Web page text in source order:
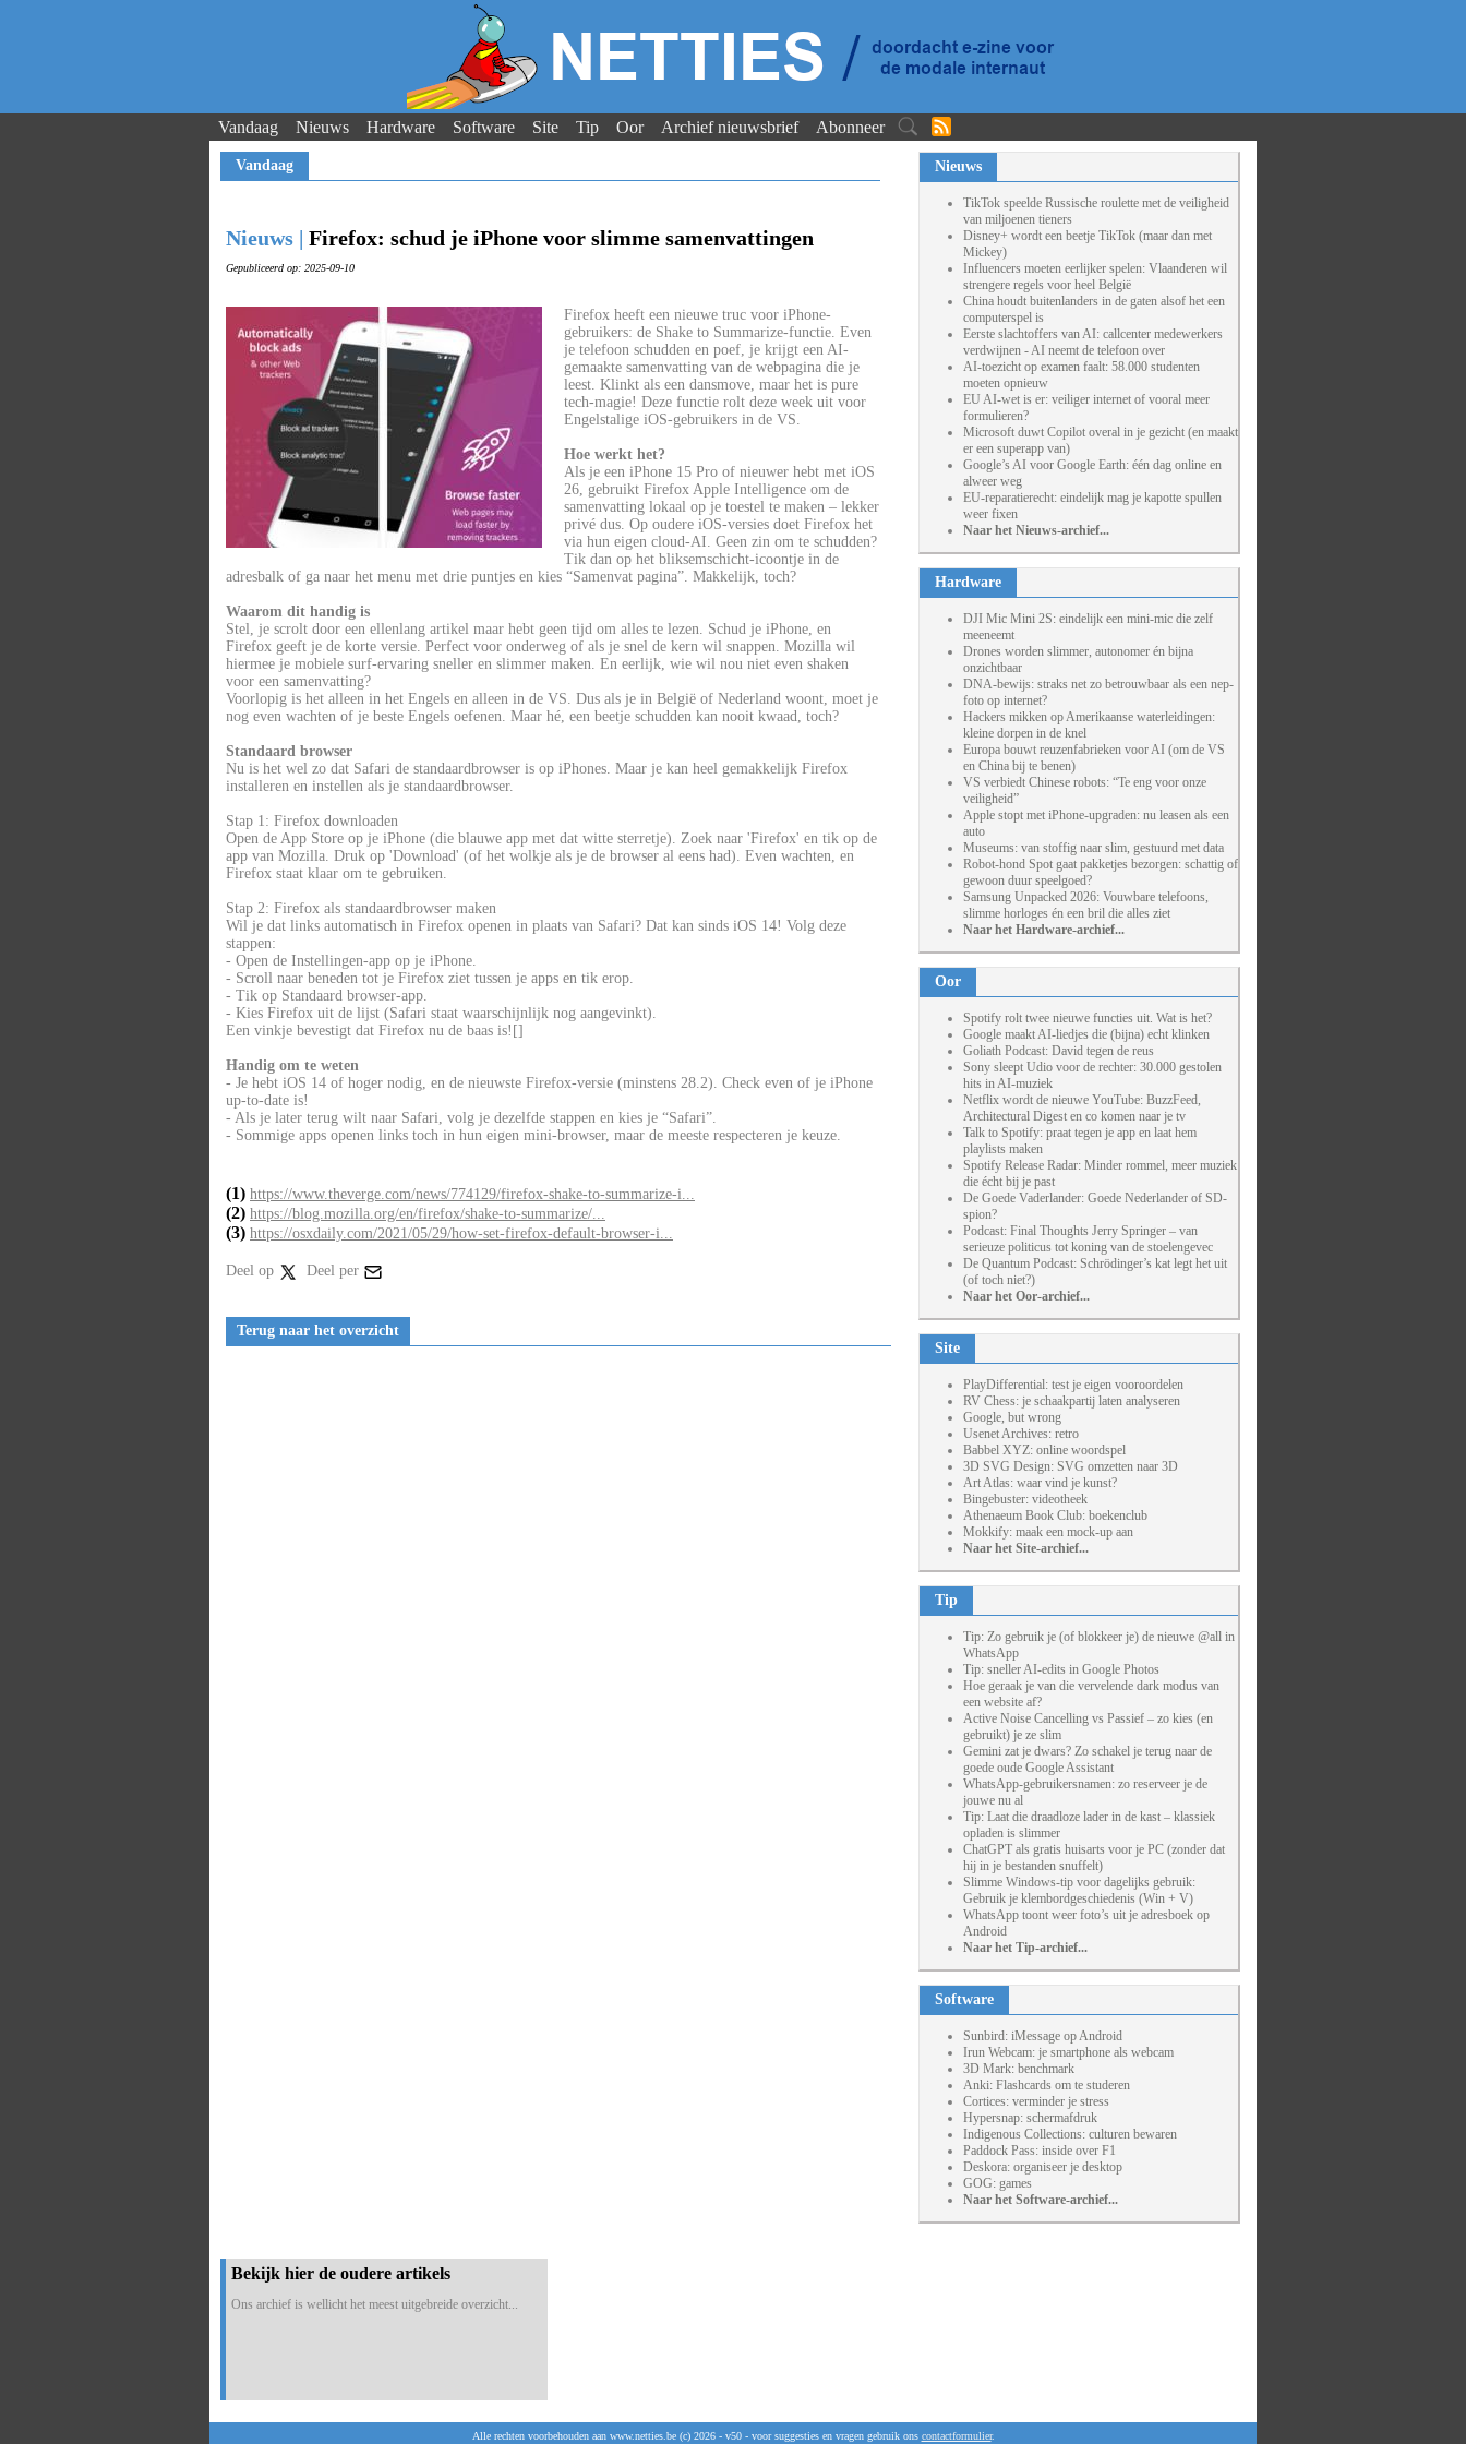
Vandaag Nieuws Hardware Software Site Tip Oor Archief nieuwsbrief Abonneer
Vandaag
Nieuws | Firefox: schud je iPhone voor slimme samenvattingen
Gepubliceerd op: 2025-09-10
Firefox heeft een nieuwe truc voor iPhone-
gebruikers: de Shake to Summarize-functie. Even
je telefoon schudden en poef, je krijgt een AI-
gemaakte samenvatting van de webpagina die je
leest. Klinkt als een dansmove, maar het is pure
tech-magie! Deze functie rolt deze week uit voor
Engelstalige iOS-gebruikers in de VS.
Hoe werkt het?
Als je een iPhone 15 Pro of nieuwer hebt met iOS
26, gebruikt Firefox Apple Intelligence om de
samenvatting lokaal op je toestel te maken – lekker
privé dus. Op oudere iOS-versies doet Firefox het
via hun eigen cloud-AI. Geen zin om te schudden?
Tik dan op het bliksemschicht-icoontje in de
adresbalk of ga naar het menu met drie puntjes en kies “Samenvat pagina”. Makkelijk, toch?
Waarom dit handig is
Stel, je scrolt door een ellenlang artikel maar hebt geen tijd om alles te lezen. Schud je iPhone, en
Firefox geeft je de korte versie. Perfect voor onderweg of als je snel de kern wil snappen. Mozilla wil
hiermee je mobiele surf-ervaring sneller en slimmer maken. En eerlijk, wie wil nou niet even shaken
voor een samenvatting?
Voorlopig is het alleen in het Engels en alleen in de VS. Dus als je in België of Nederland woont, moet je
nog even wachten of je beste Engels oefenen. Maar hé, een beetje schudden kan nooit kwaad, toch?
Standaard browser
Nu is het wel zo dat Safari de standaardbrowser is op iPhones. Maar je kan heel gemakkelijk Firefox
installeren en instellen als je standaardbrowser.
Stap 1: Firefox downloaden
Open de App Store op je iPhone (die blauwe app met dat witte sterretje). Zoek naar 'Firefox' en tik op de
app van Mozilla. Druk op 'Download' (of het wolkje als je de browser al eens had). Even wachten, en
Firefox staat klaar om te gebruiken.
Stap 2: Firefox als standaardbrowser maken
Wil je dat links automatisch in Firefox openen in plaats van Safari? Dat kan sinds iOS 14! Volg deze
stappen:
- Open de Instellingen-app op je iPhone.
- Scroll naar beneden tot je Firefox ziet tussen je apps en tik erop.
- Tik op Standaard browser-app.
- Kies Firefox uit de lijst (Safari staat waarschijnlijk nog aangevinkt).
Een vinkje bevestigt dat Firefox nu de baas is![]
Handig om te weten
- Je hebt iOS 14 of hoger nodig, en de nieuwste Firefox-versie (minstens 28.2). Check even of je iPhone
up-to-date is!
- Als je later terug wilt naar Safari, volg je dezelfde stappen en kies je “Safari”.
- Sommige apps openen links toch in hun eigen mini-browser, maar de meeste respecteren je keuze.
(1) https://www.theverge.com/news/774129/firefox-shake-to-summarize-i...
(2) https://blog.mozilla.org/en/firefox/shake-to-summarize/...
(3) https://osxdaily.com/2021/05/29/how-set-firefox-default-browser-i...
Deel op Deel per
Terug naar het overzicht
Nieuws
TikTok speelde Russische roulette met de veiligheid
van miljoenen tieners
Disney+ wordt een beetje TikTok (maar dan met
Mickey)
Influencers moeten eerlijker spelen: Vlaanderen wil
strengere regels voor heel België
China houdt buitenlanders in de gaten alsof het een
computerspel is
Eerste slachtoffers van AI: callcenter medewerkers
verdwijnen - AI neemt de telefoon over
AI-toezicht op examen faalt: 58.000 studenten
moeten opnieuw
EU AI-wet is er: veiliger internet of vooral meer
formulieren?
Microsoft duwt Copilot overal in je gezicht (en maakt
er een superapp van)
Google’s AI voor Google Earth: één dag online en
alweer weg
EU-reparatierecht: eindelijk mag je kapotte spullen
weer fixen
Naar het Nieuws-archief...
Hardware
DJI Mic Mini 2S: eindelijk een mini-mic die zelf
meeneemt
Drones worden slimmer, autonomer én bijna
onzichtbaar
DNA-bewijs: straks net zo betrouwbaar als een nep-
foto op internet?
Hackers mikken op Amerikaanse waterleidingen:
kleine dorpen in de knel
Europa bouwt reuzenfabrieken voor AI (om de VS
en China bij te benen)
VS verbiedt Chinese robots: “Te eng voor onze
veiligheid”
Apple stopt met iPhone-upgraden: nu leasen als een
auto
Museums: van stoffig naar slim, gestuurd met data
Robot-hond Spot gaat pakketjes bezorgen: schattig of
gewoon duur speelgoed?
Samsung Unpacked 2026: Vouwbare telefoons,
slimme horloges én een bril die alles ziet
Naar het Hardware-archief...
Oor
Spotify rolt twee nieuwe functies uit. Wat is het?
Google maakt AI-liedjes die (bijna) echt klinken
Goliath Podcast: David tegen de reus
Sony sleept Udio voor de rechter: 30.000 gestolen
hits in AI-muziek
Netflix wordt de nieuwe YouTube: BuzzFeed,
Architectural Digest en co komen naar je tv
Talk to Spotify: praat tegen je app en laat hem
playlists maken
Spotify Release Radar: Minder rommel, meer muziek
die écht bij je past
De Goede Vaderlander: Goede Nederlander of SD-
spion?
Podcast: Final Thoughts Jerry Springer – van
serieuze politicus tot koning van de stoelengevec
De Quantum Podcast: Schrödinger’s kat legt het uit
(of toch niet?)
Naar het Oor-archief...
Site
PlayDifferential: test je eigen vooroordelen
RV Chess: je schaakpartij laten analyseren
Google, but wrong
Usenet Archives: retro
Babbel XYZ: online woordspel
3D SVG Design: SVG omzetten naar 3D
Art Atlas: waar vind je kunst?
Bingebuster: videotheek
Athenaeum Book Club: boekenclub
Mokkify: maak een mock-up aan
Naar het Site-archief...
Tip
Tip: Zo gebruik je (of blokkeer je) de nieuwe @all in
WhatsApp
Tip: sneller AI-edits in Google Photos
Hoe geraak je van die vervelende dark modus van
een website af?
Active Noise Cancelling vs Passief – zo kies (en
gebruikt) je ze slim
Gemini zat je dwars? Zo schakel je terug naar de
goede oude Google Assistant
WhatsApp-gebruikersnamen: zo reserveer je de
jouwe nu al
Tip: Laat die draadloze lader in de kast – klassiek
opladen is slimmer
ChatGPT als gratis huisarts voor je PC (zonder dat
hij in je bestanden snuffelt)
Slimme Windows-tip voor dagelijks gebruik:
Gebruik je klembordgeschiedenis (Win + V)
WhatsApp toont weer foto’s uit je adresboek op
Android
Naar het Tip-archief...
Software
Sunbird: iMessage op Android
Irun Webcam: je smartphone als webcam
3D Mark: benchmark
Anki: Flashcards om te studeren
Cortices: verminder je stress
Hypersnap: schermafdruk
Indigenous Collections: culturen bewaren
Paddock Pass: inside over F1
Deskora: organiseer je desktop
GOG: games
Naar het Software-archief...
Bekijk hier de oudere artikels
Ons archief is wellicht het meest uitgebreide overzicht...
Alle rechten voorbehouden aan www.netties.be (c) 2026 - v50 - voor suggesties en vragen gebruik ons contactformulier.